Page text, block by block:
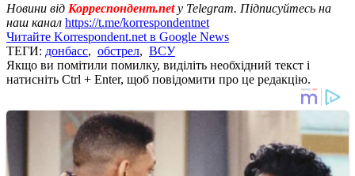
Новини від Корреспондент.net у Telegram. Підписуйтесь на
наш канал https://t.me/korrespondentnet
Читайте Korrespondent.net в Google News
ТЕГИ: донбасс, обстрел, ВСУ
Якщо ви помітили помилку, виділіть необхідний текст і
натисніть Ctrl + Enter, щоб повідомити про це редакцію.